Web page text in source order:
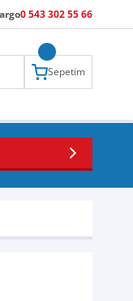
0 543 302 55 66
Sepetim